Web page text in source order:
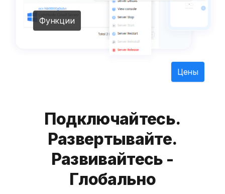
Функции
Цены
Подключайтесь.
Развертывайте.
Развивайтесь -
Глобально